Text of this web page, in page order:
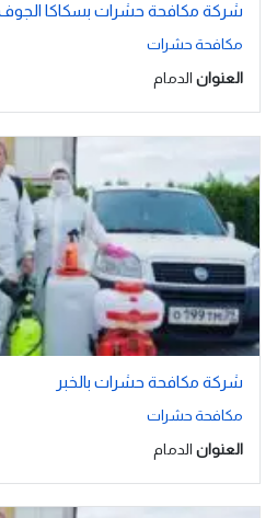
شركة مكافحة حشرات بسكاكا الجوف
مكافحة حشرات
العنوان الدمام
شركة مكافحة حشرات بالخبر
مكافحة حشرات
العنوان الدمام